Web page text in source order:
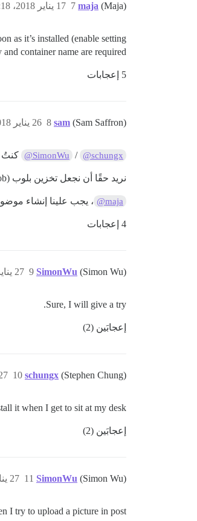
maja (Maja) 17 يناير 2018، 9:18م 7
as it’s installed (enable setting
container name are required.
5 إعجابات
sam (Sam Saffron) 26 يناير 2018، 10:16م 8
@schungx
/
@SimonWu كنتُ
نريد حقًا أن نجعل تخزين بلوب (Blob) على Azure يعمل بشكل جيد، وهذه هي المرة الأولى التي نحصل فيها على إضافة
@maja ، يجب علينا إنشاء
4 إعجابات
SimonWu (Simon Wu) 27 يناير 2018، 12:14ص 9
Sure, I will give a try.
إعجابَين (2)
schungx (Stephen Chung) 27 يناير 10
it when I get to sit at my desk.
إعجابَين (2)
SimonWu (Simon Wu) 27 يناير 2018، 2:55ص 11
I try to upload a picture in post.